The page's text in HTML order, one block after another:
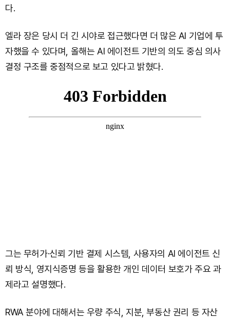
다.
엘라 장은 당시 더 긴 시야로 접근했다면 더 많은 AI 기업에 투
자했을 수 있다며, 올해는 AI 에이전트 기반의 의도 중심 의사
결정 구조를 중점적으로 보고 있다고 밝혔다.
그는 무허가·신뢰 기반 결제 시스템, 사용자의 AI 에이전트 신
뢰 방식, 영지식증명 등을 활용한 개인 데이터 보호가 주요 과
제라고 설명했다.
RWA 분야에 대해서는 우량 주식, 지분, 부동산 권리 등 자산